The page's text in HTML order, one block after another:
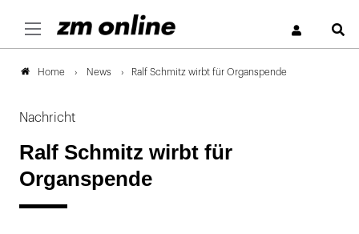
Home News Ralf Schmitz wirbt für Organspende
Nachricht
Ralf Schmitz wirbt für
Organspende